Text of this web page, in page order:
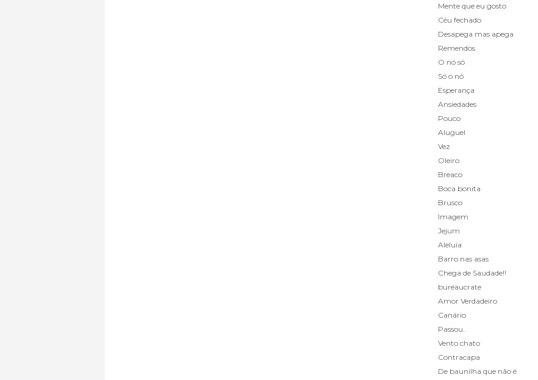
Mente que eu gosto
Céu fechado
Desapega mas apega
Remendos
O nó só
Só o nó
Esperança
Ansiedades
Pouco
Aluguel
Vez
Oleiro
Breaco
Boca bonita
Brusco
Imagem
Jejum
Aleluia
Barro nas asas
Chega de Saudade!!
bureaucrate
Amor Verdadeiro
Canário
Passou..
Vento chato
Contracapa
De baunilha que não é